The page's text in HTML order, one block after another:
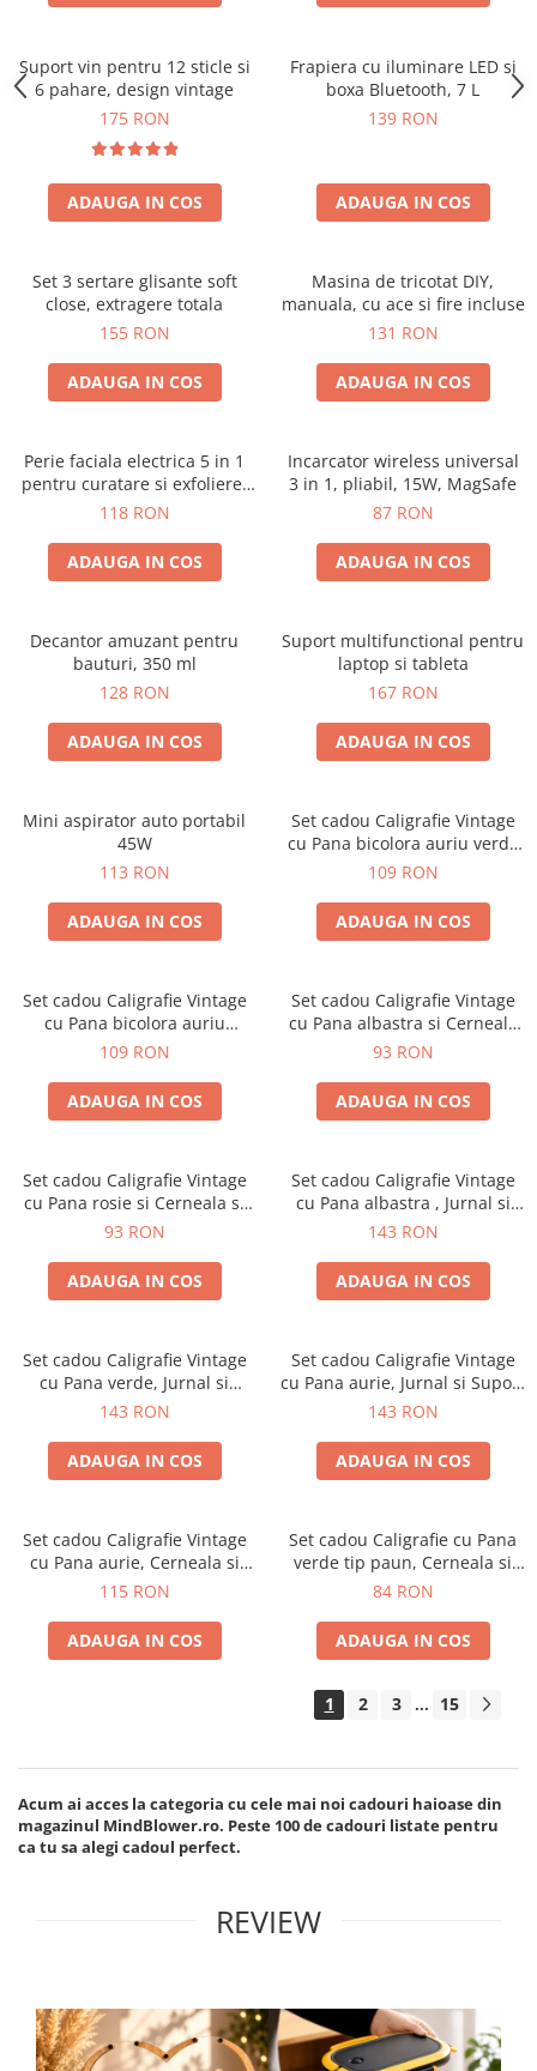
Suport vin pentru 12 sticle si
6 pahare, design vintage
175 RON
ADAUGA IN COS
Frapiera cu iluminare LED si
boxa Bluetooth, 7 L
139 RON
ADAUGA IN COS
Set 3 sertare glisante soft
close, extragere totala
155 RON
ADAUGA IN COS
Masina de tricotat DIY,
manuala, cu ace si fire incluse
131 RON
ADAUGA IN COS
Perie faciala electrica 5 in 1
pentru curatare si exfoliere,
cu vibratii, reincarcabila
118 RON
ADAUGA IN COS
Incarcator wireless universal
3 in 1, pliabil, 15W, MagSafe
87 RON
ADAUGA IN COS
Decantor amuzant pentru
bauturi, 350 ml
128 RON
ADAUGA IN COS
Suport multifunctional pentru
laptop si tableta
167 RON
ADAUGA IN COS
Mini aspirator auto portabil
45W
113 RON
ADAUGA IN COS
Set cadou Caligrafie Vintage
cu Pana bicolora auriu verde
si Accesorii pentru Sigiliu, 5
109 RON
ADAUGA IN COS
Set cadou Caligrafie Vintage
cu Pana bicolora auriu
albastru si Accesorii pentru
109 RON
ADAUGA IN COS
Set cadou Caligrafie Vintage
cu Pana albastra si Cerneala
si Accesorii, 7 piese
93 RON
ADAUGA IN COS
Set cadou Caligrafie Vintage
cu Pana rosie si Cerneala si
Accesorii, 7 piese
93 RON
ADAUGA IN COS
Set cadou Caligrafie Vintage
cu Pana albastra , Jurnal si
Suport pentru stilou, 9 piese
143 RON
ADAUGA IN COS
Set cadou Caligrafie Vintage
cu Pana verde, Jurnal si
Suport pentru stilou, 9 piese
143 RON
ADAUGA IN COS
Set cadou Caligrafie Vintage
cu Pana aurie, Jurnal si Suport
pentru stilou, 9 piese
143 RON
ADAUGA IN COS
Set cadou Caligrafie Vintage
cu Pana aurie, Cerneala si
Stampila, 5 piese
115 RON
ADAUGA IN COS
Set cadou Caligrafie cu Pana
verde tip paun, Cerneala si
Cutie Vintage, 3 piese
84 RON
ADAUGA IN COS
1 2 3 ... 15
Acum ai acces la categoria cu cele mai noi cadouri haioase din
magazinul MindBlower.ro. Peste 100 de cadouri listate pentru
ca tu sa alegi cadoul perfect.
REVIEW